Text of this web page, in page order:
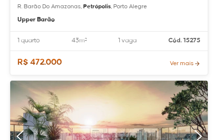
R. Barão Do Amazonas, Petrópolis, Porto Alegre
Upper Barão
1 quarto 43m² 1 vaga Cód. 15275
R$ 472.000 Ver mais